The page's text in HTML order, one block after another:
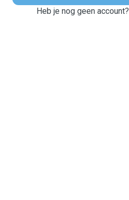
Heb je nog geen account?